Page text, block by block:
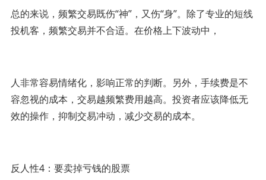
总的来说，频繁交易既伤“神”，又伤“身”。除了专业的短线
投机客，频繁交易并不合适。在价格上下波动中，
人非常容易情绪化，影响正常的判断。另外，手续费是不
容忽视的成本，交易越频繁费用越高。投资者应该降低无
效的操作，抑制交易冲动，减少交易的成本。
反人性4：要卖掉亏钱的股票